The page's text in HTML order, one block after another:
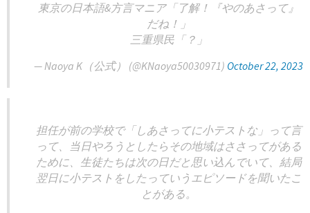
東京の日本語&方言マニア「了解！『やのあさって』
だね！」
三重県民「？」
— Naoya K（公式） (@KNaoya50030971) October 22, 2023
担任が前の学校で「しあさってに小テストな」って言
って、当日やろうとしたらその地域はささってがある
ために、生徒たちは次の日だと思い込んでいて、結局
翌日に小テストをしたっていうエピソードを聞いたこ
とがある。